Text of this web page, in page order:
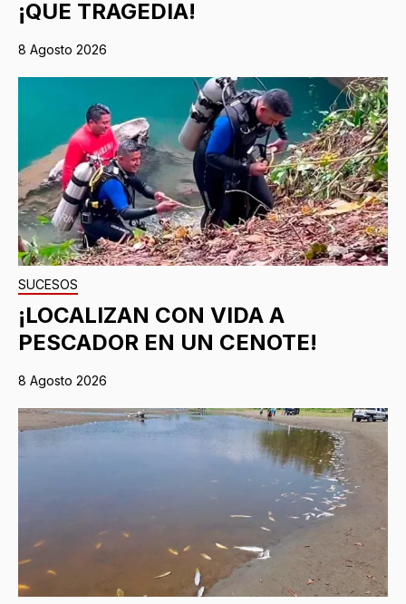
¡QUE TRAGEDIA!
8 Agosto 2026
SUCESOS
¡LOCALIZAN CON VIDA A
PESCADOR EN UN CENOTE!
8 Agosto 2026